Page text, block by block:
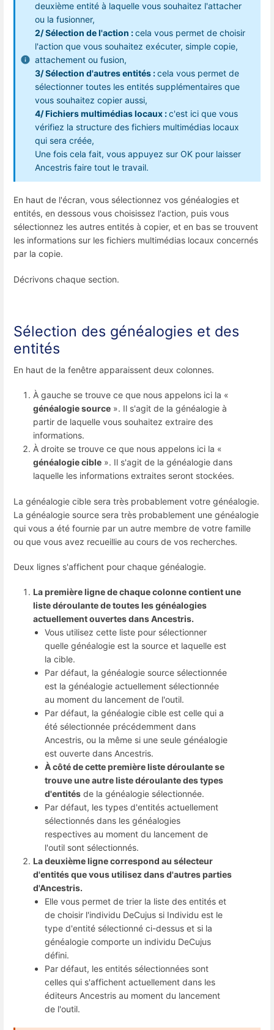
deuxième entité à laquelle vous souhaitez l'attacher
ou la fusionner,
2/ Sélection de l'action :cela vous permet de choisir
l'action que vous souhaitez exécuter, simple copie,
attachement ou fusion,
3/ Sélection d'autres entités :cela vous permet de
sélectionner toutes les entités supplémentaires que
vous souhaitez copier aussi,
4/ Fichiers multimédias locaux :c'est ici que vous
vérifiez la structure des fichiers multimédias locaux
qui sera créée,
Une fois cela fait, vous appuyez sur OK pour laisser
Ancestris faire tout le travail.
En haut de l'écran, vous sélectionnez vos généalogies et
entités, en dessous vous choisissez l'action, puis vous
sélectionnez les autres entités à copier, et en bas se trouvent
les informations sur les fichiers multimédias locaux concernés
par la copie.
Décrivons chaque section.
Sélection des généalogies et des
entités
En haut de la fenêtre apparaissent deux colonnes.
À gauche se trouve ce que nous appelons ici la «
généalogie source ». Il s'agit de la généalogie à
partir de laquelle vous souhaitez extraire des
informations.
À droite se trouve ce que nous appelons ici la «
généalogie cible ». Il s'agit de la généalogie dans
laquelle les informations extraites seront stockées.
La généalogie cible sera très probablement votre généalogie.
La généalogie source sera très probablement une généalogie
qui vous a été fournie par un autre membre de votre famille
ou que vous avez recueillie au cours de vos recherches.
Deux lignes s'affichent pour chaque généalogie.
La première ligne de chaque colonne contient une
liste déroulante de toutes les généalogies
actuellement ouvertes dans Ancestris.
Vous utilisez cette liste pour sélectionner
quelle généalogie est la source et laquelle est
la cible.
Par défaut, la généalogie source sélectionnée
est la généalogie actuellement sélectionnée
au moment du lancement de l'outil.
Par défaut, la généalogie cible est celle qui a
été sélectionnée précédemment dans
Ancestris, ou la même si une seule généalogie
est ouverte dans Ancestris.
À côté de cette première liste déroulante se
trouve une autre liste déroulante des types
d'entités de la généalogie sélectionnée.
Par défaut, les types d'entités actuellement
sélectionnés dans les généalogies
respectives au moment du lancement de
l'outil sont sélectionnés.
La deuxième ligne correspond au sélecteur
d'entités que vous utilisez dans d'autres parties
d'Ancestris.
Elle vous permet de trier la liste des entités et
de choisir l'individu DeCujus si Individu est le
type d'entité sélectionné ci-dessus et si la
généalogie comporte un individu DeCujus
défini.
Par défaut, les entités sélectionnées sont
celles qui s'affichent actuellement dans les
éditeurs Ancestris au moment du lancement
de l'outil.